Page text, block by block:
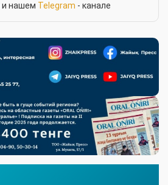
и нашем Telegram - канале